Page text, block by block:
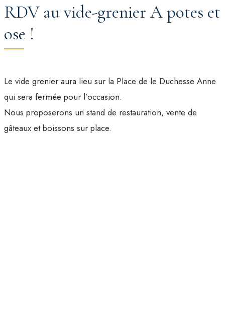
RDV au vide-grenier A potes et
ose !
Le vide grenier aura lieu sur la Place de le Duchesse Anne
qui sera fermée pour l’occasion.
Nous proposerons un stand de restauration, vente de
gâteaux et boissons sur place.